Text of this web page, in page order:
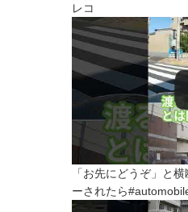
レコ
「お先にどうぞ」と
ーされたら